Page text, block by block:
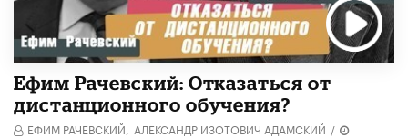
Ефим Рачевский: Отказаться от
дистанционного обучения?
ЕФИМ РАЧЕВСКИЙ, АЛЕКСАНДР ИЗОТОВИЧ АДАМСКИЙ /